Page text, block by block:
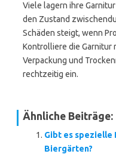
Viele lagern ihre
den Zustand
Schäden steigt, wenn
Kontrolliere die Garnitur
Verpackung und
rechtzeitig ein.
Ähnliche Beiträge:
Gibt es
Biergärten?